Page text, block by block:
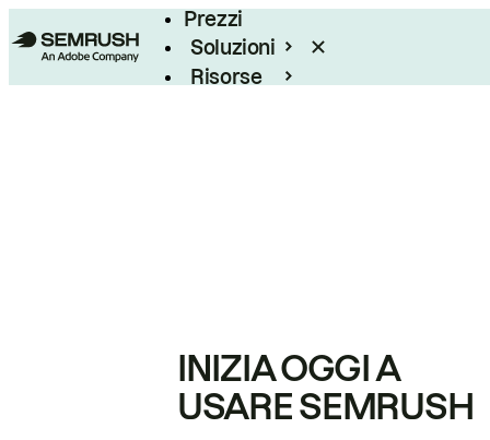
Prezzi
Soluzioni
Risorse
INIZIA OGGI A
USARE SEMRUSH